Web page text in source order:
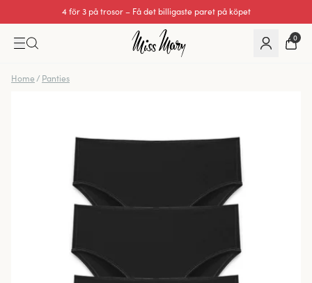
4 för 3 på trosor – Få det billigaste paret på köpet
0
Home / Panties